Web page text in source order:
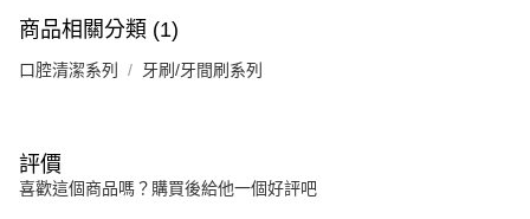
商品相關分類 (1)
口腔清潔系列 牙刷/牙間刷系列
評價
喜歡這個商品嗎？購買後給他一個好評吧